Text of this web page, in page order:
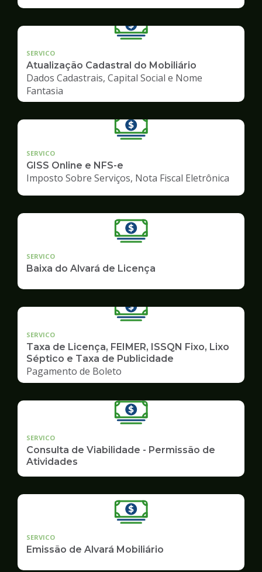
SERVICO
Atualização Cadastral do Mobiliário
Dados Cadastrais, Capital Social e Nome
Fantasia
SERVICO
GISS Online e NFS-e
Imposto Sobre Serviços, Nota Fiscal Eletrônica
SERVICO
Baixa do Alvará de Licença
SERVICO
Taxa de Licença, FEIMER, ISSQN Fixo, Lixo
Séptico e Taxa de Publicidade
Pagamento de Boleto
SERVICO
Consulta de Viabilidade - Permissão de
Atividades
SERVICO
Emissão de Alvará Mobiliário